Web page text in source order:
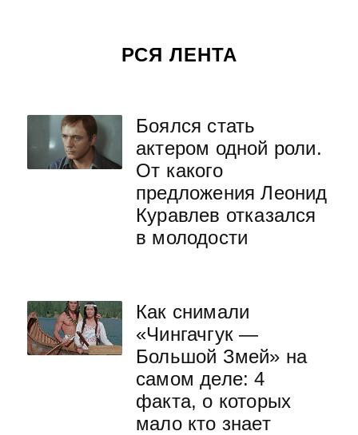
РСЯ ЛЕНТА
Боялся стать
актером одной роли.
От какого
предложения Леонид
Куравлев отказался
в молодости
Как снимали
«Чингачгук —
Большой Змей» на
самом деле: 4
факта, о которых
мало кто знает